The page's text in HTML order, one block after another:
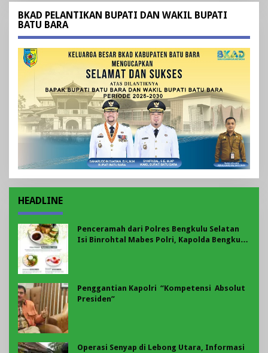
BKAD PELANTIKAN BUPATI DAN WAKIL BUPATI
BATU BARA
HEADLINE
Penceramah dari Polres Bengkulu Selatan
Isi Binrohtal Mabes Polri, Kapolda Bengkulu
Penggantian Kapolri “Kompetensi Absolut
Presiden”
Operasi Senyap di Lebong Utara, Informasi